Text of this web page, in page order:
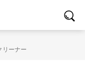
リーナー